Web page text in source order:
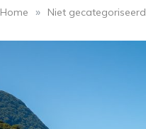
Home » Niet gecategoriseerd